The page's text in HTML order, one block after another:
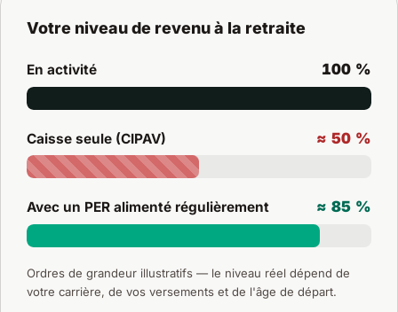
Votre niveau de revenu à la retraite
En activité 100 %
Caisse seule (CIPAV) ≈ 50 %
Avec un PER alimenté régulièrement ≈ 85 %
Ordres de grandeur illustratifs — le niveau réel dépend de
votre carrière, de vos versements et de l'âge de départ.